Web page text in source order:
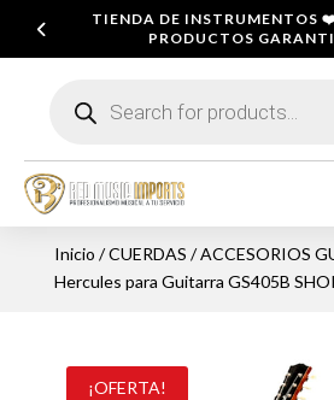
TIENDA DE INSTRUMENTOS
PRODUCTOS
productos
Inicio /CUERDAS /ACCESORIOS
Hercules para Guitarra GS405B
¡OFERTA!